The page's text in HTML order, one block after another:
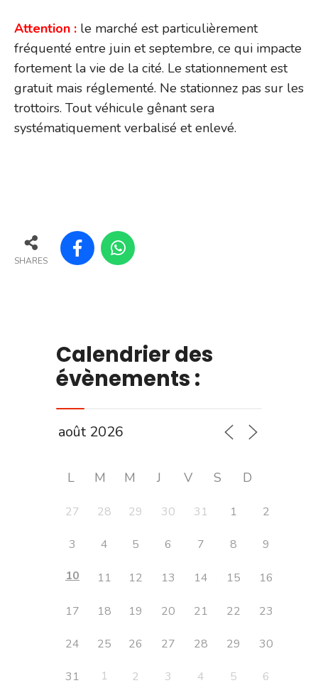
Attention : le marché est particulièrement
fréquenté entre juin et septembre, ce qui impacte
fortement la vie de la cité. Le stationnement est
gratuit mais réglementé. Ne stationnez pas sur les
trottoirs. Tout véhicule gênant sera
systématiquement verbalisé et enlevé.
SHARES
Calendrier des
évènements :
L M M J V S D
27 28 29 30 31 1 2
3 4 5 6 7 8
9
10
11 12 13 14 15 16
17 18 19 20 21 22 23
24 25 26 27 28 29 30
31 1 2 3 4 5 6